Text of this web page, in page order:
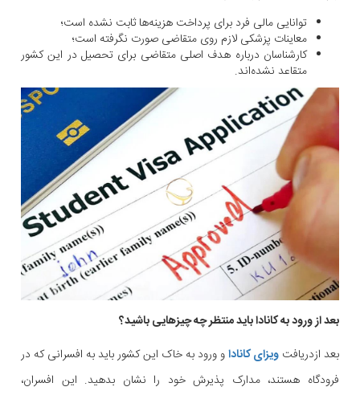
توانایی مالی فرد برای پرداخت هزینه‌ها ثابت نشده است؛
معاینات پزشکی لازم روی متقاضی صورت نگرفته است؛
کارشناسان درباره هدف اصلی متقاضی برای تحصیل در این کشور
متقاعد نشده‌اند.
بعد از ورود به کانادا باید منتظر چه چیزهایی باشید؟
بعد ازدریافت ویزای کاناداو ورود به خاک این کشور باید به افسرانی که در
فرودگاه هستند، مدارک پذیرش خود را نشان بدهید. این افسران،